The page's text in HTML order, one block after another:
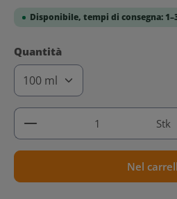
Disponibile, tempi di consegna:
Seleziona
Quantità
Quantità del prodotto: Stk
Nel